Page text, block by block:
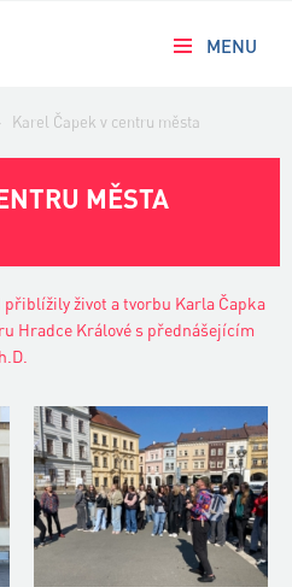
MENU
Karel Čapek v centru města
MĚSTA
přiblížily život a tvorbu Karla Čapka
Hradce Králové s přednášejícím